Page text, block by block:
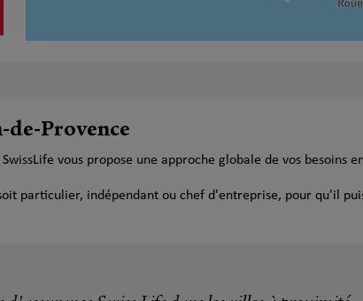
de-Provence
vous propose une approche globale de vos
particulier, indépendant ou chef d'entreprise, pour qu'il